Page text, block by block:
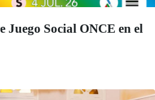
Juego Social ONCE en el